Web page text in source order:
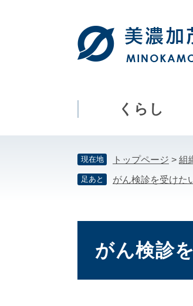
本
くらし
現在地 トップページ > 組
足あと がん検診を受けた
がん検診